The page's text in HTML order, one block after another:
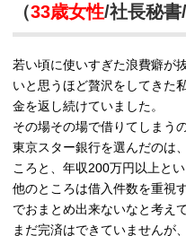
（33歳女性/社長秘書
若い頃に使いすぎた浪費癖が
いと思うほど贅沢をしてきた
金を返し続けていました。
その場その場で借りてしまう
東京スター銀行を選んだのは
ころと、年収200万円以上と
他のところは借入件数を重視
でおまとめ出来ないなと考え
まだ完済はできていませんが